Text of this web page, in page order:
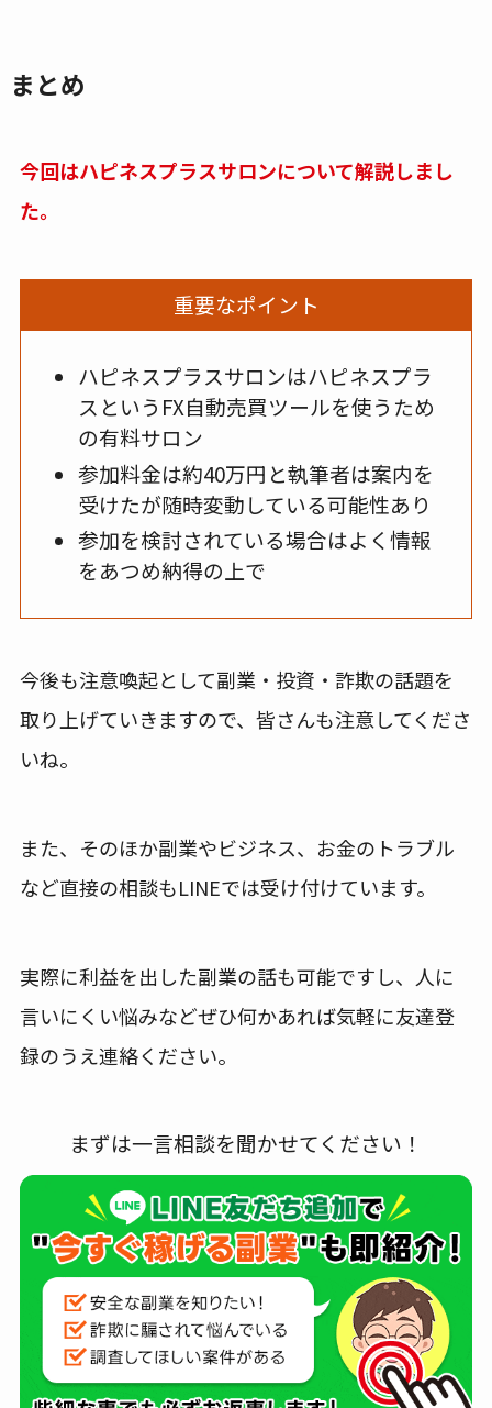
まとめ
今回はハピネスプラスサロンについて解説しまし
た。
重要なポイント
ハピネスプラスサロンはハピネスプラ
スというFX自動売買ツールを使うため
の有料サロン
参加料金は約40万円と執筆者は案内を
受けたが随時変動している可能性あり
参加を検討されている場合はよく情報
をあつめ納得の上で
今後も注意喚起として副業・投資・詐欺の話題を
取り上げていきますので、皆さんも注意してくださ
いね。
また、そのほか副業やビジネス、お金のトラブル
など直接の相談もLINEでは受け付けています。
実際に利益を出した副業の話も可能ですし、人に
言いにくい悩みなどぜひ何かあれば気軽に友達登
録のうえ連絡ください。
まずは一言相談を聞かせてください！